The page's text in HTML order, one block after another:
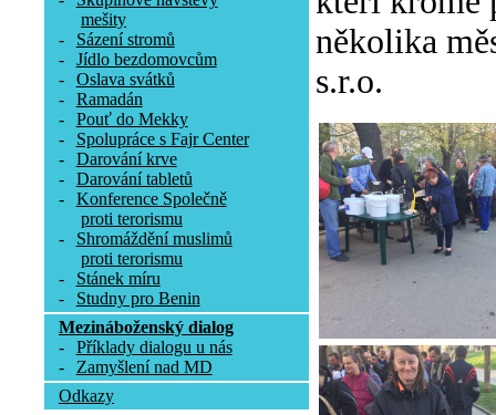
mešity
-
Sázení stromů
-
Jídlo bezdomovcům
-
Oslava svátků
-
Ramadán
-
Pouť do Mekky
-
Spolupráce s Fajr Center
-
Darování krve
-
Darování tabletů
-
Konference Společně
proti terorismu
-
Shromáždění muslimů
proti terorismu
-
Stánek míru
-
Studny pro Benin
Mezináboženský dialog
-
Příklady dialogu u nás
-
Zamyšlení nad MD
Odkazy
několika
s.r.o.